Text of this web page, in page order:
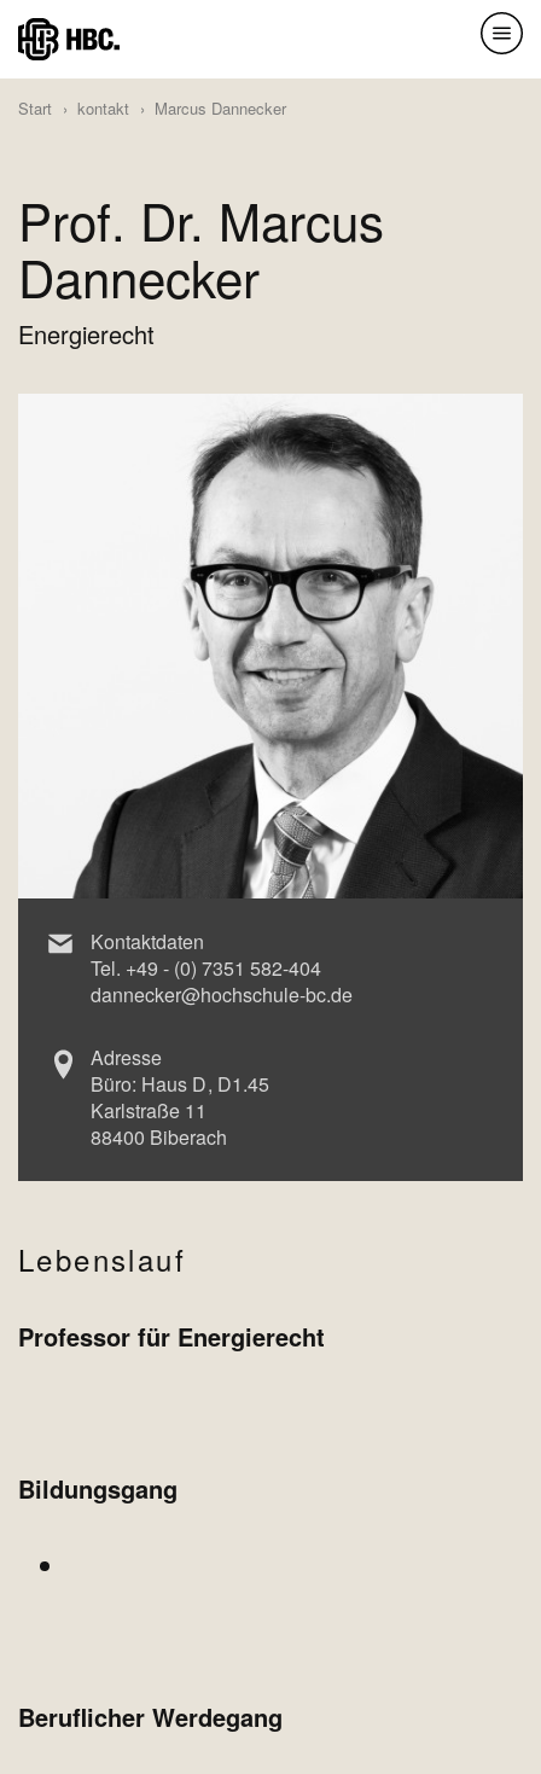
Direkt
zum
Inhalt
Start kontakt Marcus Dannecker
Prof. Dr. Marcus
Dannecker
Energierecht
Kontaktdaten
Tel. +49 - (0) 7351 582-404
dannecker@hochschule-bc.de
Adresse
Büro: Haus D D1.45
Karlstraße 11
88400 Biberach
Lebenslauf
Professor für Energierecht
Bildungsgang
Beruflicher Werdegang